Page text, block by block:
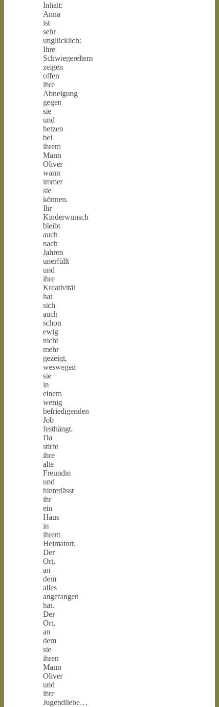
Inhalt:
Anna
ist
sehr
unglücklich:
Ihre
Schwiegereltern
zeigen
offen
ihre
Abneigung
gegen
sie
und
hetzen
bei
ihrem
Mann
Oliver
wann
immer
sie
können.
Ihr
Kinderwunsch
bleibt
auch
nach
Jahren
unerfüllt
und
ihre
Kreativität
hat
sich
auch
schon
ewig
nicht
mehr
gezeigt,
weswegen
sie
in
einem
wenig
befriedigenden
Job
festhängt.
Da
stirbt
ihre
alte
Freundin
und
hinterlässt
ihr
ein
Haus
in
ihrem
Heimatort.
Der
Ort,
an
dem
alles
angefangen
hat.
Der
Ort,
an
dem
sie
ihren
Mann
Oliver
und
ihre
Jugendliebe…